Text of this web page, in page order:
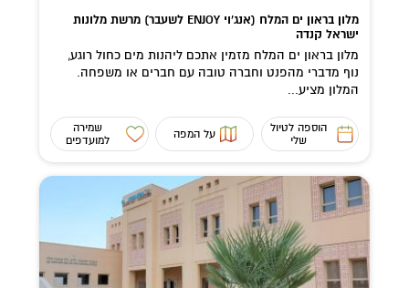
מלון בראון ים המלח (אנג'וי ENJOY לשעבר) מרשת מלונות
ישראל קנדה
מלון בראון ים המלח מזמין אתכם ליהנות מים כחול רוגע,
נוף מדברי מהפנט וחברה טובה עם חברים או משפחה.
המלון מציע...
הוספה לטיול
שלי
על המפה
שמירה
למועדפים